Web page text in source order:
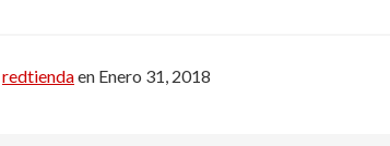
redtiendaen Enero 31, 2018